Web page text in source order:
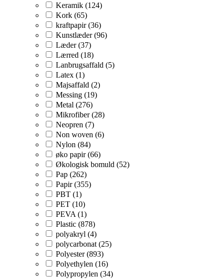
Keramik (124)
Kork (65)
kraftpapir (36)
Kunstlæder (96)
Læder (37)
Lærred (18)
Lanbrugsaffald (5)
Latex (1)
Majsaffald (2)
Messing (19)
Metal (276)
Mikrofiber (28)
Neopren (7)
Non woven (6)
Nylon (84)
øko papir (66)
Økologisk bomuld (52)
Pap (262)
Papir (355)
PBT (1)
PET (10)
PEVA (1)
Plastic (878)
polyakryl (4)
polycarbonat (25)
Polyester (893)
Polyethylen (16)
Polypropylen (34)